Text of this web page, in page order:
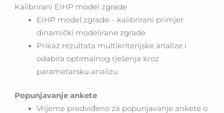
Kalibrirani EIHP model zgrade
EIHP model zgrade – kalibrirani primjer
dinamički modelirane zgrade
Prikaz rezultata multikriterijske analize i
odabira optimalnog rješenja kroz
parametarsku analizu
Popunjavanje ankete
Vrijeme predviđeno za popunjavanje ankete o